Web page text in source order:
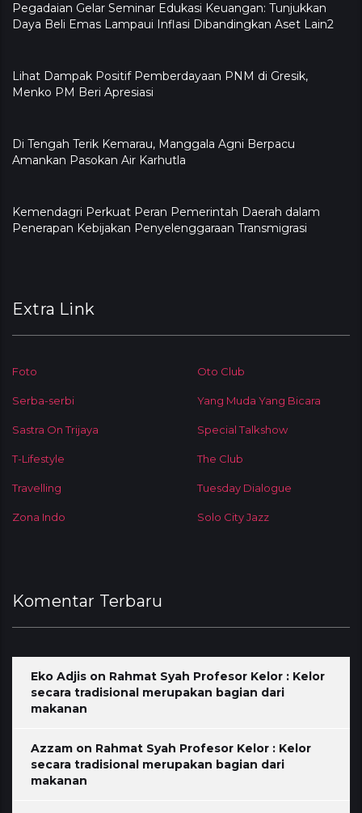
Pegadaian Gelar Seminar Edukasi Keuangan: Tunjukkan
Daya Beli Emas Lampaui Inflasi Dibandingkan Aset Lain2
Lihat Dampak Positif Pemberdayaan PNM di Gresik,
Menko PM Beri Apresiasi
​Di Tengah Terik Kemarau, Manggala Agni Berpacu
Amankan Pasokan Air Karhutla
Kemendagri Perkuat Peran Pemerintah Daerah dalam
Penerapan Kebijakan Penyelenggaraan Transmigrasi
Extra Link
Foto Oto Club
Serba-serbi Yang Muda Yang Bicara
Sastra On Trijaya Special Talkshow
T-Lifestyle The Club
Travelling Tuesday Dialogue
Zona Indo Solo City Jazz
Komentar Terbaru
Eko Adjis on Rahmat Syah Profesor Kelor : Kelor
secara tradisional merupakan bagian dari
makanan
Azzam on Rahmat Syah Profesor Kelor : Kelor
secara tradisional merupakan bagian dari
makanan